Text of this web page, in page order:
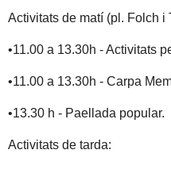
Activitats de matí (pl. Folch i
•11.00 a 13.30h - Activitats
•11.00 a 13.30h - Carpa
•13.30 h - Paellada popular.
Activitats de tarda: